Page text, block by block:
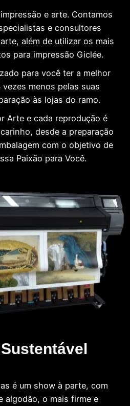
e arte. Contamos
e consultores
além de utilizar os mais
para impressão Giclée.
para você ter a melhor
menos pelas suas
às lojas do ramo.
Arte e cada reprodução é
desde a preparação
com o objetivo de
Paixão para Você.
é um show à parte, com
algodão, o mais firme e